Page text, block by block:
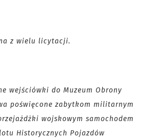
z wielu licytacji.
wejściówki do Muzeum Obrony
poświęcone zabytkom militarnym
wojskowym samochodem
Historycznych Pojazdów